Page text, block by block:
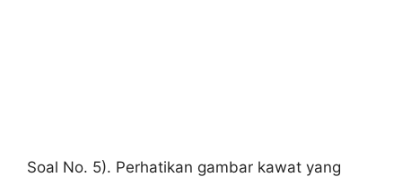
Soal No. 5). Perhatikan gambar kawat yang